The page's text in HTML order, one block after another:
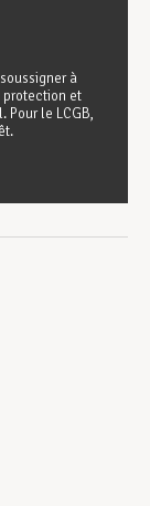
à
protection et
Pour le LCGB,